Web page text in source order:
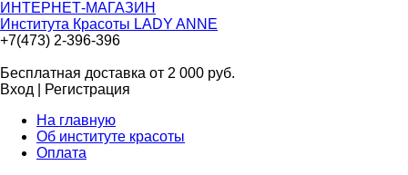
ИНТЕРНЕТ-МАГАЗИН
Института Красоты LADY ANNE
+7(473) 2-396-396
Бесплатная доставка от 2 000 руб.
Вход
Регистрация
На главную
Об институте красоты
Оплата